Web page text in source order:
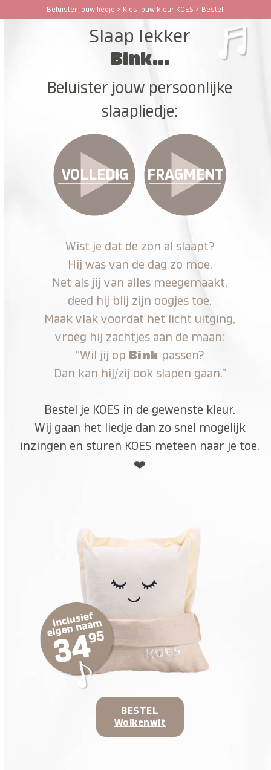
Beluister jouw liedje > Kies jouw kleur KOES > Bestel!
Open
Close
Slaap lekker
Bink...
Beluister jouw persoonlijke
slaapliedje:
VOLLEDIG FRAGMENT
Wist je dat de zon al slaapt?
Hij was van de dag zo moe.
Net als jij van alles meegemaakt,
deed hij blij zijn oogjes toe.
Maak vlak voordat het licht uitging,
vroeg hij zachtjes aan de maan:
“Wil jij op Bink passen?
Dan kan hij/zij ook slapen gaan.”
Bestel je KOES in de gewenste kleur.
Wij gaan het liedje dan zo snel mogelijk
inzingen en sturen KOES meteen naar je toe.
❤️
BESTEL
Wolkenwit